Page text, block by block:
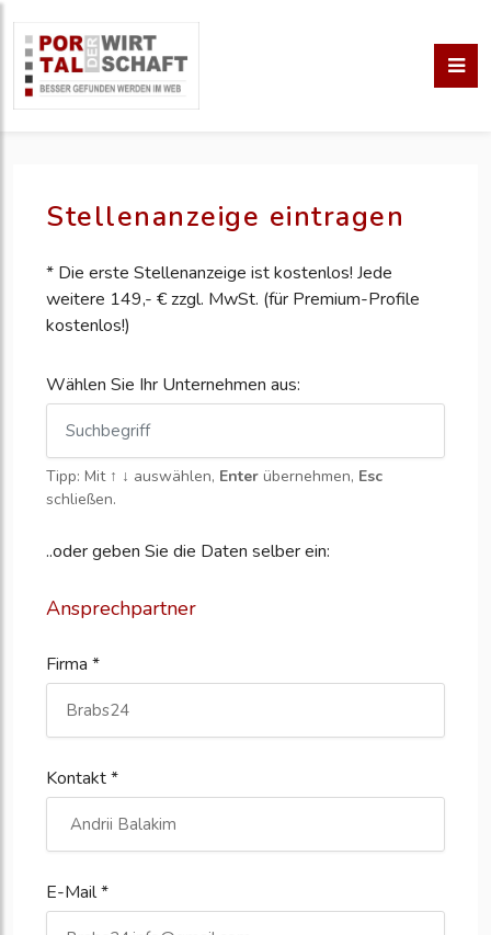
Stellenanzeige eintragen
* Die erste Stellenanzeige ist kostenlos! Jede
weitere 149,- € zzgl. MwSt. (für Premium-Profile
kostenlos!)
Wählen Sie Ihr Unternehmen aus:
Tipp: Mit ↑ ↓ auswählen, Enter übernehmen, Esc
schließen.
..oder geben Sie die Daten selber ein:
Ansprechpartner
Firma *
Kontakt *
E-Mail *